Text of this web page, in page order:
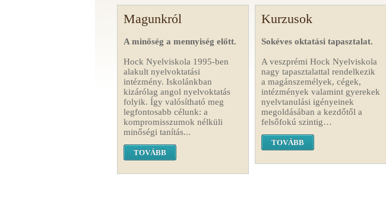
Magunkról
A minőség a mennyiség előtt.
Hock Nyelviskola 1995-ben
alakult nyelvoktatási
intézmény. Iskolánkban
kizárólag angol nyelvoktatás
folyik. Így valósítható meg
legfontosabb célunk: a
kompromisszumok nélküli
minőségi tanítás...
TOVÁBB
Kurzusok
Sokéves oktatási tapasztalat.
A veszprémi Hock Nyelviskola
nagy tapasztalattal rendelkezik
a magánszemélyek, cégek,
intézmények valamint gyerekek
nyelvtanulási igényeinek
megoldásában a kezdőtől a
felsőfokú szintig…
TOVÁBB